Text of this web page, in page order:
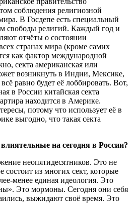
соблюдения религиозной
В Госдепе есть специальный
свободы религий. Каждый год и
отчёты о состоянии
странах мира (кроме самих
как фактор международной
секта американская или
возникнуть в Индии, Мексике,
равно будет её лоббировать. Вот,
в России китайская секта
находится в Америке.
потому что использует её в
выгодно, что такая секта
на сегодня в России?
неопятидесятников. Это не
состоит из многих сект, которые
менее единая идеология. Это
Это мормоны. Сегодня они себя
выжидают своё время. Это